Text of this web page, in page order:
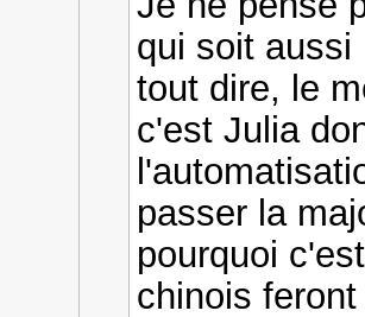
qui soit aussi
tout dire, le
c'est Julia
passer la
pourquoi
chinois